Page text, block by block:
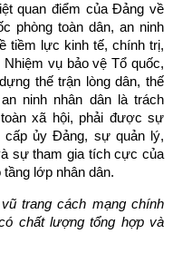
quan điểm của Đảng về
phòng toàn dân, an ninh
tiềm lực kinh tế, chính trị,
vụ bảo vệ Tổ quốc,
thế trận lòng dân, thế
ninh nhân dân là trách
xã hội, phải được sự
cấp ủy Đảng, sự quản lý,
sự tham gia tích cực của
lớp nhân dân.
trang cách mạng chính
chất lượng tổng hợp và